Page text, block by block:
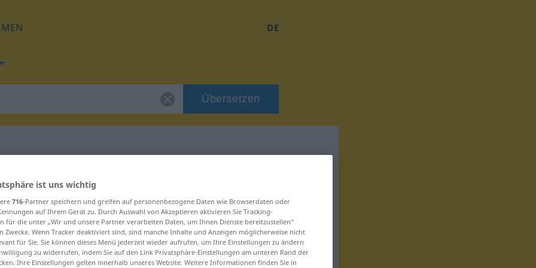
DE
Übersetzen
"Spaßvogel"
ist uns wichtig
716-Partner speichern und greifen auf personenbezogene Daten wie Browserdaten oder
auf Ihrem Gerät zu. Durch Auswahl von Akzeptieren aktivieren Sie Tracking-
für die unter „Wir und unsere Partner verarbeiten Daten, um Ihnen Dienste bereitzustellen“
Zwecke. Wenn Tracker deaktiviert sind, sind manche Inhalte und Anzeigen möglicherweise nicht
für Sie. Sie können dieses Menü jederzeit wieder aufrufen, um Ihre Einstellungen zu ändern
zu widerrufen, indem Sie auf den Link Privatsphäre-Einstellungen am unteren Rand der
Ihre Einstellungen gelten innerhalb unseres Website. Weitere Informationen finden Sie in